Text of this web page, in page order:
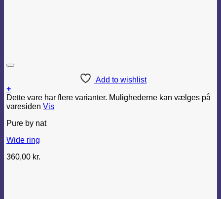
Add to wishlist
+
Dette vare har flere varianter. Mulighederne kan vælges på
varesiden Vis
Pure by nat
Wide ring
360,00 kr.